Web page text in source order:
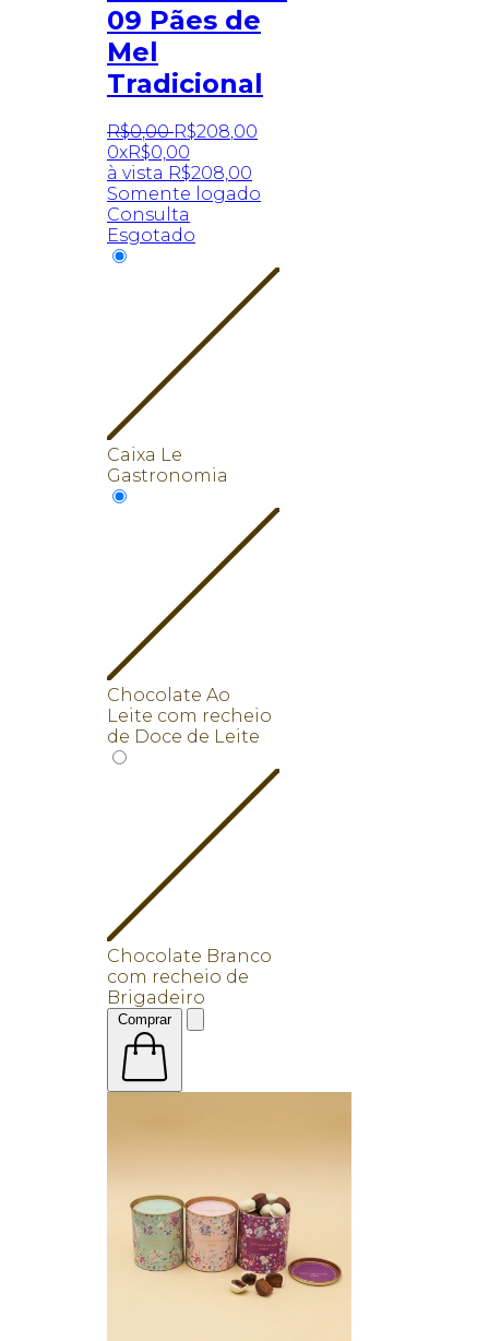
09 Pães de
Mel
Tradicional
R$0,00 R$208,00
0xR$0,00
à vista R$208,00
Somente logado
Consulta
Esgotado
Caixa Le
Gastronomia
Chocolate Ao
Leite com recheio
de Doce de Leite
Chocolate Branco
com recheio de
Brigadeiro
Comprar